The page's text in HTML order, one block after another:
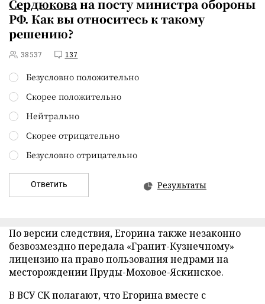
Сердюкована посту министра обороны
РФ. Как вы относитесь к такому
решению?
38537 137
Безусловно положительно
Скорее положительно
Нейтрально
Скорее отрицательно
Безусловно отрицательно
Ответить Результаты
По версии следствия, Егорина также незаконно
безвозмездно передала «Гранит-Кузнечному»
лицензию на право пользования недрами на
месторождении Пруды-Моховое-Яскинское.
В ВСУ СК полагают, что Егорина вместе с